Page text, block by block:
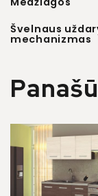
Švelnaus
mechanizmas